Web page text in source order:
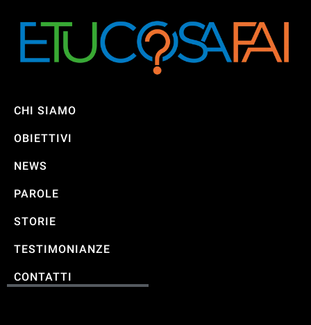
CHI SIAMO
OBIETTIVI
NEWS
PAROLE
STORIE
TESTIMONIANZE
CONTATTI